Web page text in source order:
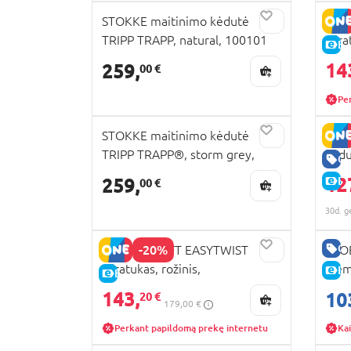
STOKKE maitinimo kėdutė
TRIPP TRAPP, natural, 100101
259,00 €
000
STOKKE maitinimo kėdutė
TRIPP TRAPP®, storm grey,
259,00 €
30d.
-20%
E-KAINA
KINDERKRAFT EASYTWIST
triratukas, rožinis,
KKRETWIPNK0000
143,20 €
179,00 €
Perkant papildomą prekę internetu